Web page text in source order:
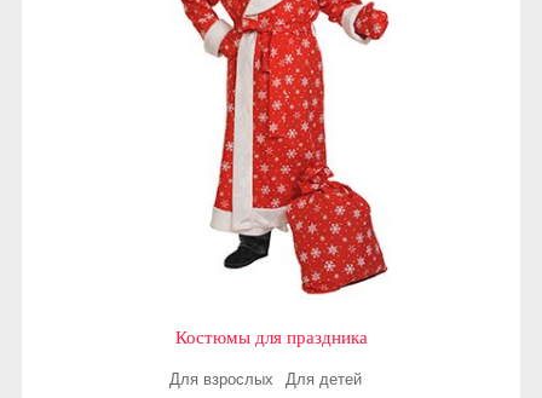
Костюмы для праздника
Для взрослых Для детей